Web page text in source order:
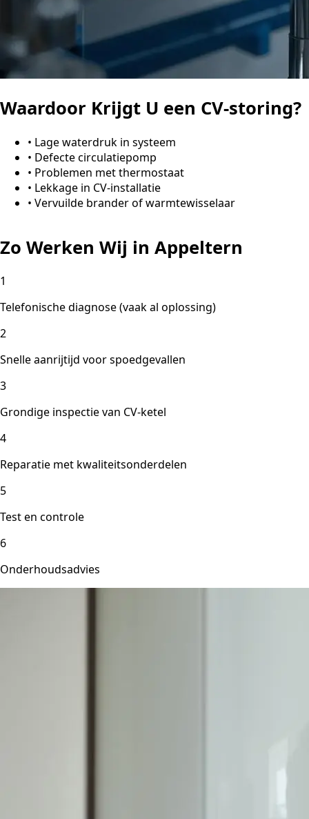
Waardoor Krijgt U een CV-storing?
• Lage waterdruk in systeem
• Defecte circulatiepomp
• Problemen met thermostaat
• Lekkage in CV-installatie
• Vervuilde brander of warmtewisselaar
Zo Werken Wij in Appeltern
1
Telefonische diagnose (vaak al oplossing)
2
Snelle aanrijtijd voor spoedgevallen
3
Grondige inspectie van CV-ketel
4
Reparatie met kwaliteitsonderdelen
5
Test en controle
6
Onderhoudsadvies